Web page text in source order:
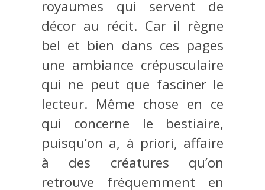
royaumes qui servent de
décor au récit. Car il règne
bel et bien dans ces pages
une ambiance crépusculaire
qui ne peut que fasciner le
lecteur. Même chose en ce
qui concerne le bestiaire,
puisqu’on a, à priori, affaire
à des créatures qu’on
retrouve fréquemment en